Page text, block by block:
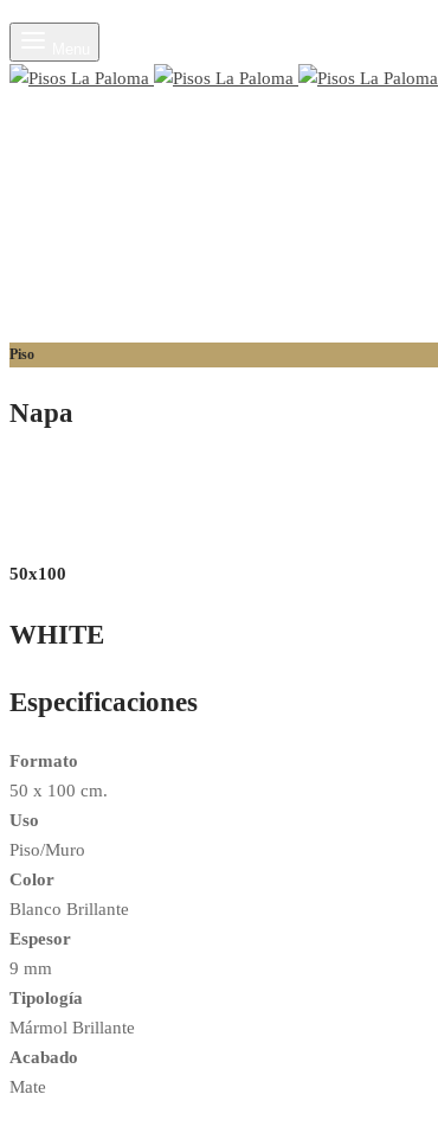
Piso
Napa
50x100
WHITE
Especificaciones
Formato
50 x 100 cm.
Uso
Piso/Muro
Color
Blanco Brillante
Espesor
9 mm
Tipología
Mármol Brillante
Acabado
Mate